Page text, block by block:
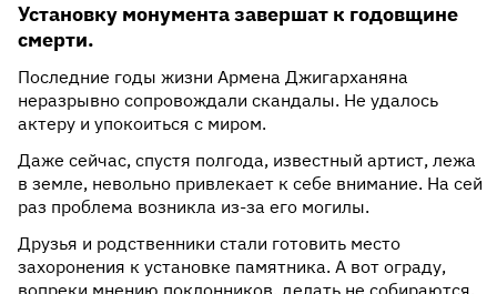
Установку монумента завершат к годовщине
смерти.
Последние годы жизни Армена Джигарханяна
неразрывно сопровождали скандалы. Не удалось
актеру и упокоиться с миром.
Даже сейчас, спустя полгода, известный артист, лежа
в земле, невольно привлекает к себе внимание. На сей
раз проблема возникла из-за его могилы.
Друзья и родственники стали готовить место
захоронения к установке памятника. А вот ограду,
вопреки мнению поклонников, делать не собираются.